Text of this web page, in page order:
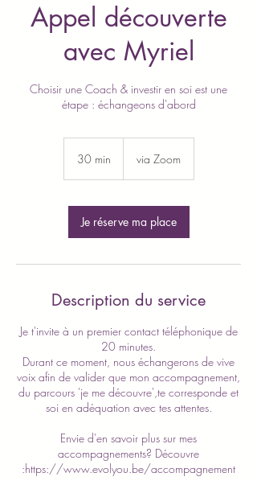
Appel découverte
avec Myriel
Choisir une Coach & investir en soi est une
étape : échangeons d'abord
30 min
i
n
via Zoom
Je réserve ma place
Description du service
Je t'invite à un premier contact téléphonique de
20 minutes.
Durant ce moment, nous échangerons de vive
voix afin de valider que mon accompagnement,
du parcours 'je me découvre',te corresponde et
soi en adéquation avec tes attentes.
Envie d'en savoir plus sur mes
accompagnements? Découvre
:https://www.evolyou.be/accompagnement